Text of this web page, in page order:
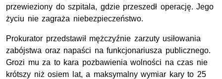
przewieziony do szpitala, gdzie przeszedł operację. Jego
życiu nie zagraża niebezpieczeństwo.
Prokurator przedstawił mężczyźnie zarzuty usiłowania
zabójstwa oraz napaści na funkcjonariusza publicznego.
Grozi mu za to kara pozbawienia wolności na czas nie
krótszy niż osiem lat, a maksymalny wymiar kary to 25